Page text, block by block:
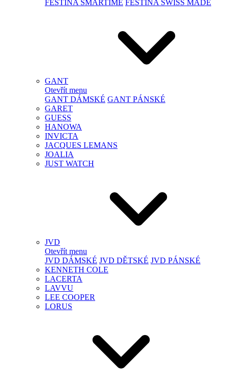
FESTINA SMARTIME FESTINA SWISS MADE
GANT
Otevřít menu
GANT DÁMSKÉ GANT PÁNSKÉ
GARET
GUESS
HANOWA
INVICTA
JACQUES LEMANS
JOALIA
JUST WATCH
JVD
Otevřít menu
JVD DÁMSKÉ JVD DĚTSKÉ JVD PÁNSKÉ
KENNETH COLE
LACERTA
LAVVU
LEE COOPER
LORUS